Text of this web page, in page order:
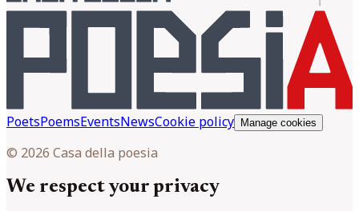
PoetsPoemsEventsNewsCookie policy Manage cookies
© 2026 Casa della poesia
We respect your privacy